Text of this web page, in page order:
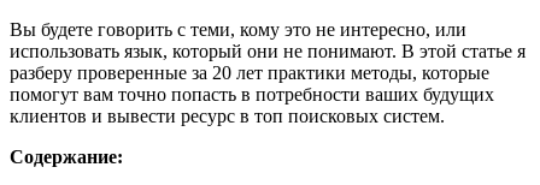
Вы будете говорить с теми, кому это не интересно, или
использовать язык, который они не понимают. В этой статье я
разберу проверенные за 20 лет практики методы, которые
помогут вам точно попасть в потребности ваших будущих
клиентов и вывести ресурс в топ поисковых систем.
Содержание: